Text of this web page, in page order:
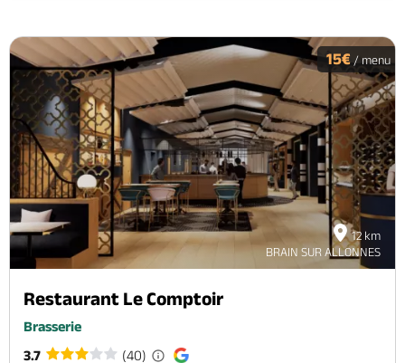
12 km
BRAIN SUR ALLONNES
15€/ menu
Restaurant Le Comptoir
Brasserie
3.7
(40)